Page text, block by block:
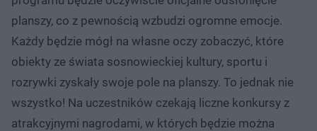
planszy, co z pewnością wzbudzi ogromne emocje.
Każdy będzie mógł na własne oczy zobaczyć, które
obiekty ze świata sosnowieckiej kultury, sportu i
rozrywki zyskały swoje pole na planszy. To jednak nie
wszystko! Na uczestników czekają liczne konkursy z
atrakcyjnymi nagrodami, w których będzie można